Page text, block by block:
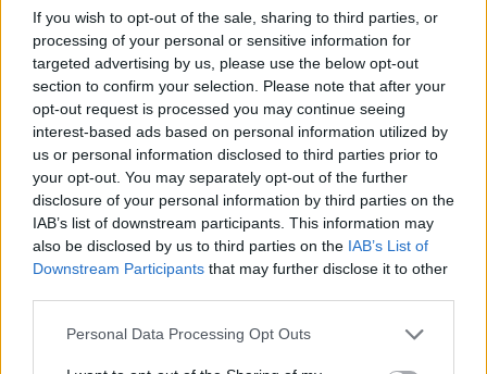
If you wish to opt-out of the sale, sharing to third parties, or
processing of your personal or sensitive information for
targeted advertising by us, please use the below opt-out
section to confirm your selection. Please note that after your
opt-out request is processed you may continue seeing
interest-based ads based on personal information utilized by
us or personal information disclosed to third parties prior to
your opt-out. You may separately opt-out of the further
disclosure of your personal information by third parties on the
IAB’s list of downstream participants. This information may
also be disclosed by us to third parties on the IAB’s List of
Downstream Participants that may further disclose it to other
Personal Data Processing Opt Outs
Πρώτη δημοσίευση στο τεύχος 1018 του
Διαβάστε επίσης:Ρωτήστε τον ειδικό: «Είχα